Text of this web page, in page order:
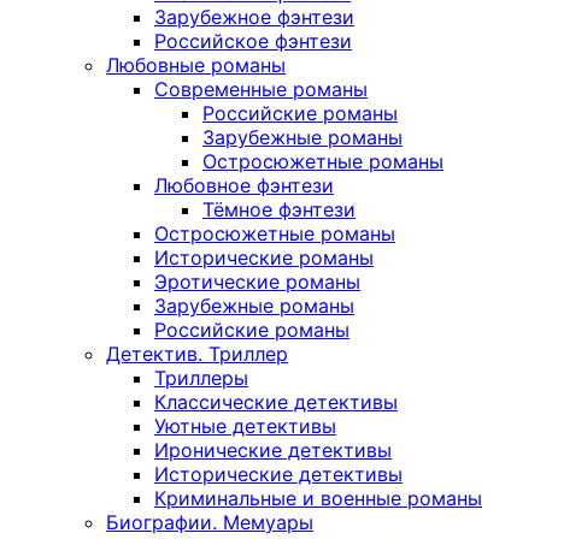
Зарубежное фэнтези
Российское фэнтези
Любовные романы
Современные романы
Российские романы
Зарубежные романы
Остросюжетные романы
Любовное фэнтези
Тёмное фэнтези
Остросюжетные романы
Исторические романы
Эротические романы
Зарубежные романы
Российские романы
Детектив. Триллер
Триллеры
Классические детективы
Уютные детективы
Иронические детективы
Исторические детективы
Криминальные и военные романы
Биографии. Мемуары